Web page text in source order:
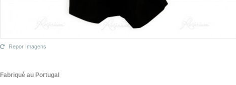
Repor Imagens
Fabriqué au Portugal